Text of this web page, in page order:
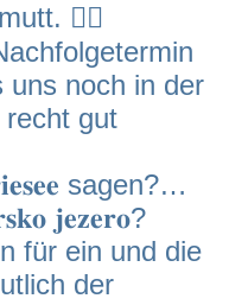
🤷‍♂️
uns noch in der
recht gut
sagen?…
𝐣𝐞𝐳𝐞𝐫𝐨?
für ein und die
der